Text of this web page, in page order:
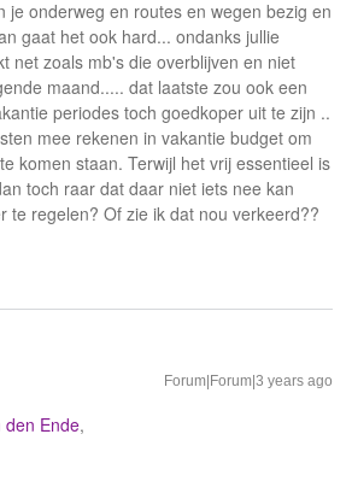
je onderweg en routes en wegen bezig en
gaat het ook hard... ondanks jullie
net zoals mb's die overblijven en niet
maand..... dat laatste zou ook een
periodes toch goedkoper uit te zijn ..
mee rekenen in vakantie budget om
komen staan. Terwijl het vrij essentieel is
toch raar dat daar niet iets nee kan
te regelen? Of zie ik dat nou verkeerd??
Forum|Forum|3 years ago
den Ende,